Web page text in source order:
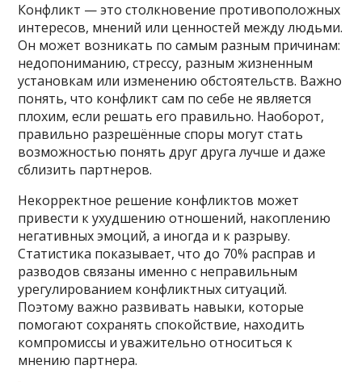
Конфликт — это столкновение противоположных
интересов, мнений или ценностей между людьми.
Он может возникать по самым разным причинам:
недопониманию, стрессу, разным жизненным
установкам или изменению обстоятельств. Важно
понять, что конфликт сам по себе не является
плохим, если решать его правильно. Наоборот,
правильно разрешённые споры могут стать
возможностью понять друг друга лучше и даже
сблизить партнеров.
Некорректное решение конфликтов может
привести к ухудшению отношений, накоплению
негативных эмоций, а иногда и к разрыву.
Статистика показывает, что до 70% расправ и
разводов связаны именно с неправильным
урегулированием конфликтных ситуаций.
Поэтому важно развивать навыки, которые
помогают сохранять спокойствие, находить
компромиссы и уважительно относиться к
мнению партнера.